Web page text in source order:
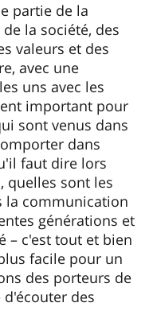
partie de la
la société, des
valeurs et des
avec une
uns avec les
important pour
sont venus dans
dans
faut dire lors
quelles sont les
la communication
générations et
– c'est tout et bien
facile pour un
des porteurs de
des